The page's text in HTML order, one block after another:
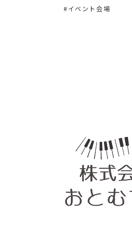
#イベント会場